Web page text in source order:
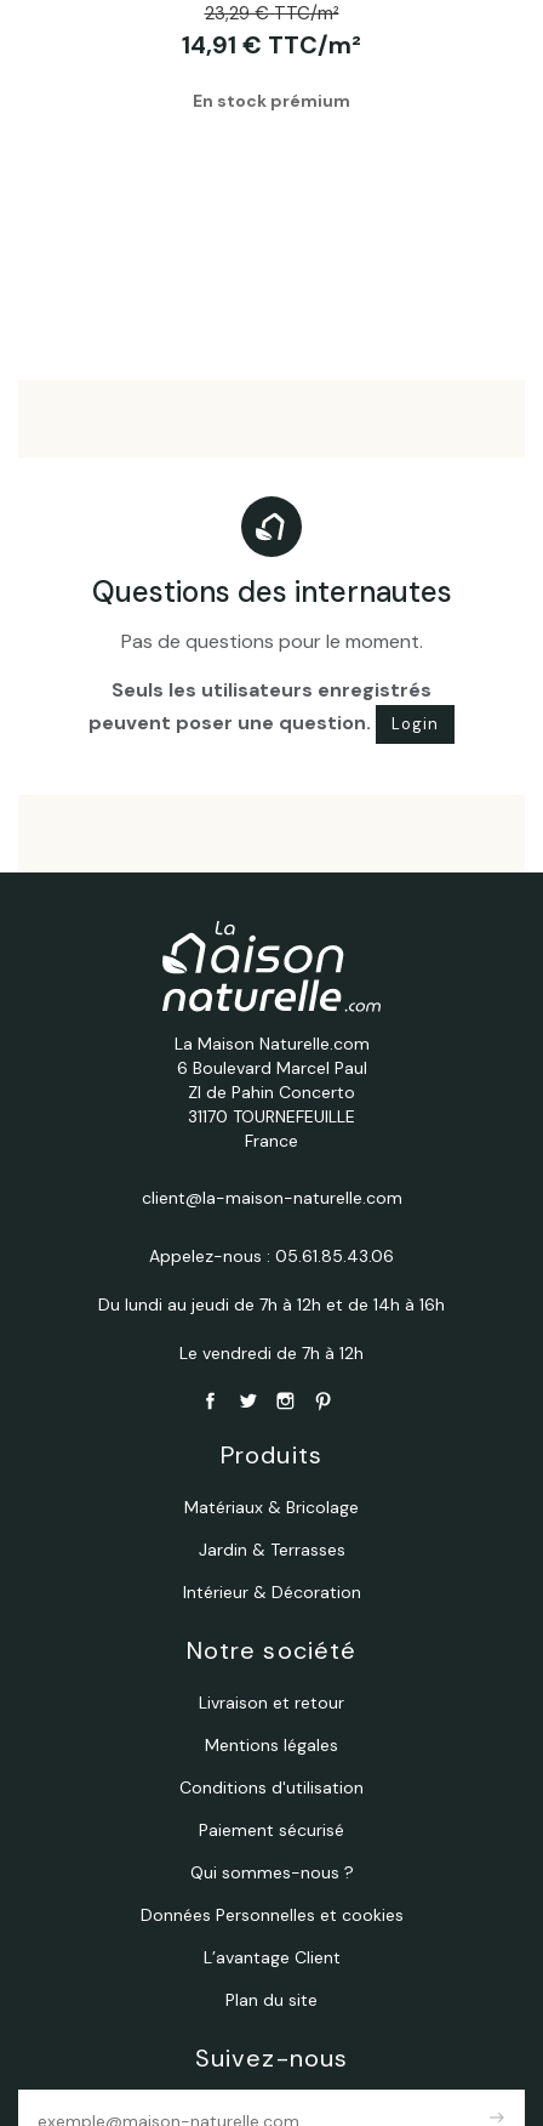
23,29 € TTC/m²
14,91 € TTC/m²
En stock prémium
Questions des internautes
Pas de questions pour le moment.
Seuls les utilisateurs enregistrés
peuvent poser une question.
Login
La Maison Naturelle.com
6 Boulevard Marcel Paul
ZI de Pahin Concerto
31170 TOURNEFEUILLE
France
client@la-maison-naturelle.com
Appelez-nous : 05.61.85.43.06
Du lundi au jeudi de 7h à 12h et de 14h à 16h
Le vendredi de 7h à 12h
Produits
Matériaux & Bricolage
Jardin & Terrasses
Intérieur & Décoration
Notre société
Livraison et retour
Mentions légales
Conditions d'utilisation
Paiement sécurisé
Qui sommes-nous ?
Données Personnelles et cookies
L’avantage Client
Plan du site
Suivez-nous
east